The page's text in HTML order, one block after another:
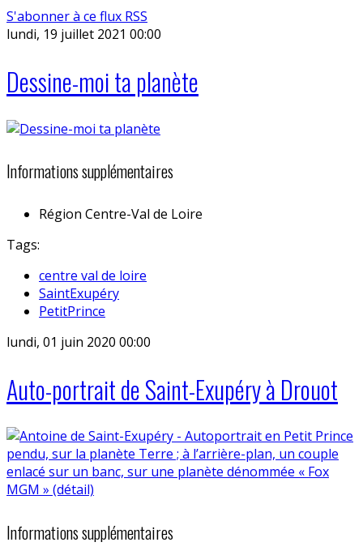
S'abonner à ce flux RSS
lundi, 19 juillet 2021 00:00
Dessine-moi ta planète
Informations supplémentaires
Région Centre-Val de Loire
Tags:
centre val de loire
SaintExupéry
PetitPrince
lundi, 01 juin 2020 00:00
Auto-portrait de Saint-Exupéry à Drouot
Informations supplémentaires